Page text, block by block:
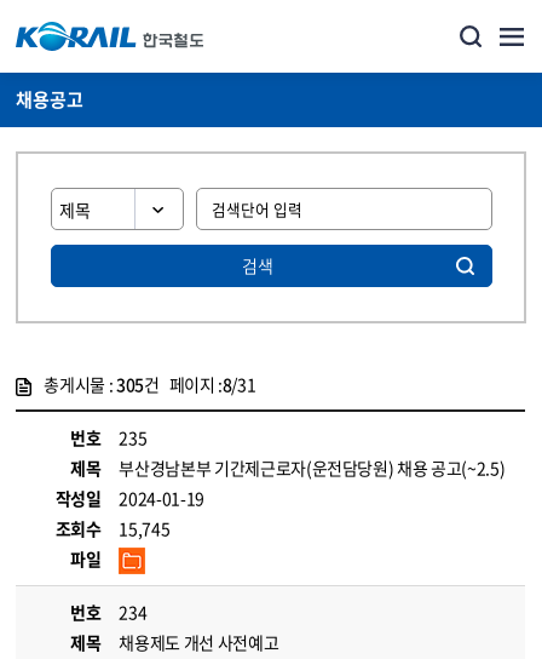
채용공고
검색
총게시물 :305건 페이지 :8/31
번호
235
제목
부산경남본부 기간제근로자(운전담당원) 채용 공고(~2.5)
작성일
2024-01-19
조회수
15,745
파일
번호
234
제목
채용제도 개선 사전예고